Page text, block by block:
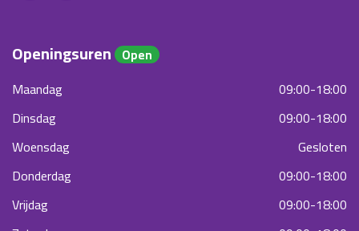
Openingsuren Open
Maandag
09:00-18:00
Dinsdag
09:00-18:00
Woensdag
Gesloten
Donderdag
09:00-18:00
Vrijdag
09:00-18:00